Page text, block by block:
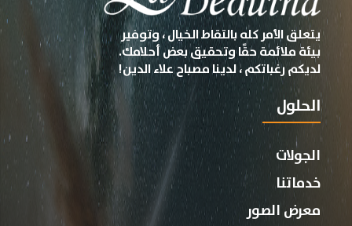
يتعلق الأمر كله بالتقاط الخيال ، وتوفير
بيئة ملائمة حقًا وتحقيق بعض أحلامك.
لديكم رغباتكم ، لدينا مصباح علاء الدين!
الحلول
الجولات
خدماتنا
معرض الصور